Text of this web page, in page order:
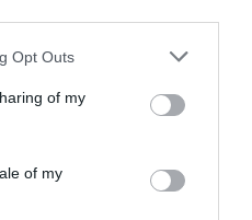
uses one or more Google
behaviour. You may click to
and its third-party tags to
purposes in below Google
Opt Outs
of my
of my
tényleg csak pihenni
is felépült.